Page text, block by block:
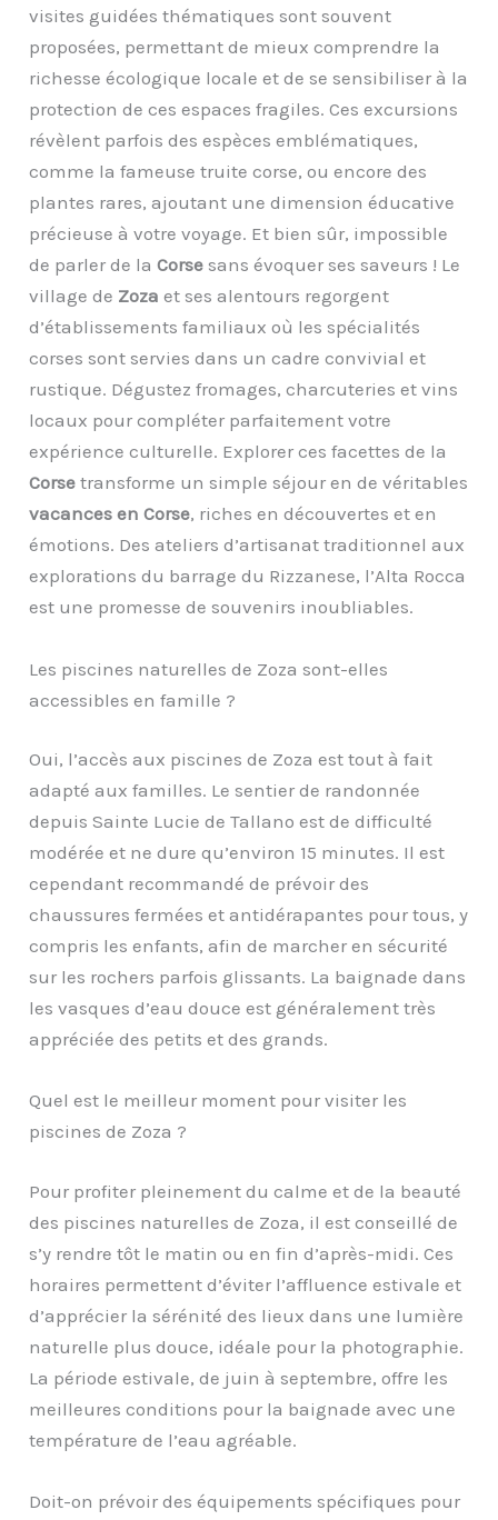
visites guidées thématiques sont souvent
proposées, permettant de mieux comprendre la
richesse écologique locale et de se sensibiliser à la
protection de ces espaces fragiles. Ces excursions
révèlent parfois des espèces emblématiques,
comme la fameuse truite corse, ou encore des
plantes rares, ajoutant une dimension éducative
précieuse à votre voyage. Et bien sûr, impossible
de parler de laCorse sans évoquer ses saveurs ! Le
village de Zoza et ses alentours regorgent
d’établissements familiaux où les spécialités
corses sont servies dans un cadre convivial et
rustique. Dégustez fromages, charcuteries et vins
locaux pour compléter parfaitement votre
expérience culturelle. Explorer ces facettes de la
Corse transforme un simple séjour en de véritables
vacances en Corse, riches en découvertes et en
émotions. Des ateliers d’artisanat traditionnel aux
explorations du barrage du Rizzanese, l’Alta Rocca
est une promesse de souvenirs inoubliables.
Les piscines naturelles de Zoza sont-elles
accessibles en famille ?
Oui, l’accès aux piscines de Zoza est tout à fait
adapté aux familles. Le sentier de randonnée
depuis Sainte Lucie de Tallano est de difficulté
modérée et ne dure qu’environ 15 minutes. Il est
cependant recommandé de prévoir des
chaussures fermées et antidérapantes pour tous, y
compris les enfants, afin de marcher en sécurité
sur les rochers parfois glissants. La baignade dans
les vasques d’eau douce est généralement très
appréciée des petits et des grands.
Quel est le meilleur moment pour visiter les
piscines de Zoza ?
Pour profiter pleinement du calme et de la beauté
des piscines naturelles de Zoza, il est conseillé de
s’y rendre tôt le matin ou en fin d’après-midi. Ces
horaires permettent d’éviter l’affluence estivale et
d’apprécier la sérénité des lieux dans une lumière
naturelle plus douce, idéale pour la photographie.
La période estivale, de juin à septembre, offre les
meilleures conditions pour la baignade avec une
température de l’eau agréable.
Doit-on prévoir des équipements spécifiques pour